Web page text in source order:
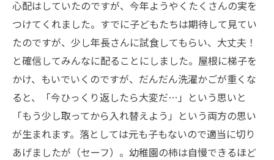
心配はしていたのですが、今年ようやくたくさんの実を
つけてくれました。すでに子どもたちは期待して見てい
たのですが、少し年長さんに試食してもらい、大丈夫！
と確信してみんなに配ることにしました。屋根に梯子を
かけ、もいでいくのですが、だんだん洗濯かごが重くな
ると、「今ひっくり返したら大変だ…」という思いと
「もう少し取ってから入れ替えよう」という両方の思い
が生まれます。落としては元も子もないので適当に切り
あげましたが（セーフ）。幼稚園の柿は自慢できるほど